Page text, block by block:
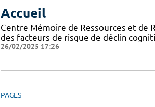
Accueil
Centre Mémoire de Ressources et de
des facteurs de risque de déclin
26/02/2025 17:26
PAGES